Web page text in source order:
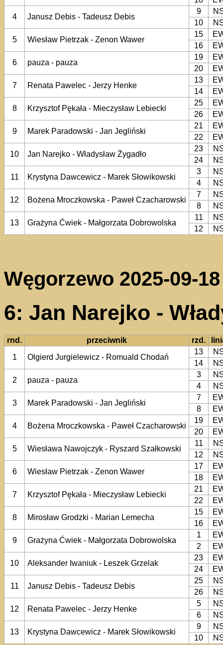
4
Janusz Debis - Tadeusz Debis
9
10
5
Wiesław Pietrzak - Zenon Wawer
15
16
6
pauza - pauza
19
20
7
Renata Pawelec - Jerzy Henke
13
14
8
Krzysztof Pękała - Mieczysław Lebiecki
25
26
9
Marek Paradowski - Jan Jegliński
21
22
10
Jan Narejko - Władysław Żygadło
23
24
11
Krystyna Dawcewicz - Marek Słowikowski
3
4
12
Bożena Mroczkowska - Paweł Czacharowski
7
8
13
Grażyna Ćwiek - Małgorzata Dobrowolska
11
12
Węgorzewo 2025-09-18
6: Jan Narejko -
rnd. przeciwnik rzd.
1
Olgierd Jurgielewicz - Romuald Chodań
13
14
2
pauza - pauza
3
4
3
Marek Paradowski - Jan Jegliński
7
8
4
Bożena Mroczkowska - Paweł Czacharowski
19
20
5
Wiesława Nawojczyk - Ryszard Szałkowski
11
12
6
Wiesław Pietrzak - Zenon Wawer
17
18
7
Krzysztof Pękała - Mieczysław Lebiecki
21
22
8
Mirosław Grodzki - Marian Lemecha
15
16
9
Grażyna Ćwiek - Małgorzata Dobrowolska
1
2
10
Aleksander Iwaniuk - Leszek Grzelak
23
24
11
Janusz Debis - Tadeusz Debis
25
26
12
Renata Pawelec - Jerzy Henke
5
6
13
Krystyna Dawcewicz - Marek Słowikowski
9
10